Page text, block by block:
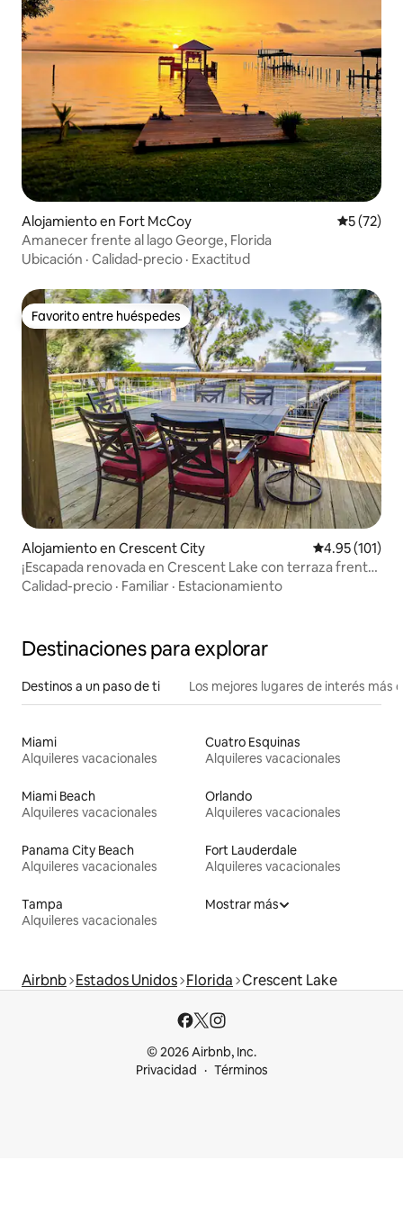
Alojamiento en Fort McCoy
5 (72)
Amanecer frente al lago George, Florida
Ubicación · Calidad-precio · Exactitud
Favorito entre huéspedes
Favorito entre huéspedes
Alojamiento en Crescent City Calificación
4.95 (101)
¡Escapada renovada en Crescent Lake con terraza frente
al mar!
Calidad-precio · Familiar · Estacionamiento
Destinaciones para explorar
Destinos a un paso de ti Los mejores lugares de interés más
Miami
Alquileres vacacionales
Cuatro Esquinas
Alquileres vacacionales
Miami Beach
Alquileres vacacionales
Orlando
Alquileres vacacionales
Panama City Beach
Alquileres vacacionales
Fort Lauderdale
Alquileres vacacionales
Tampa
Alquileres vacacionales
Mostrar más
Airbnb Estados Unidos Florida Crescent Lake
© 2026 Airbnb, Inc.
Privacidad
Términos